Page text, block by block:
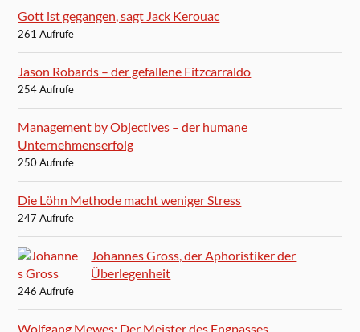
Gott ist gegangen, sagt Jack Kerouac
261 Aufrufe
Jason Robards – der gefallene Fitzcarraldo
254 Aufrufe
Management by Objectives – der humane
Unternehmenserfolg
250 Aufrufe
Die Löhn Methode macht weniger Stress
247 Aufrufe
Johannes Gross, der Aphoristiker der
Überlegenheit
246 Aufrufe
Wolfgang Mewes: Der Meister des Engpasses